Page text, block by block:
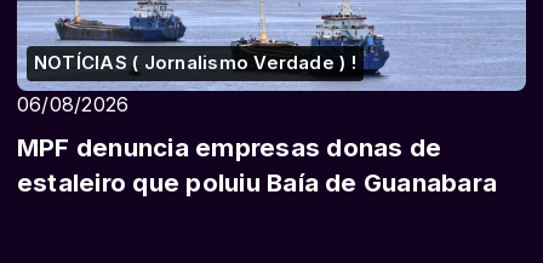
NOTÍCIAS ( Jornalismo Verdade ) !
06/08/2026
MPF denuncia empresas donas de
estaleiro que poluiu Baía de Guanabara